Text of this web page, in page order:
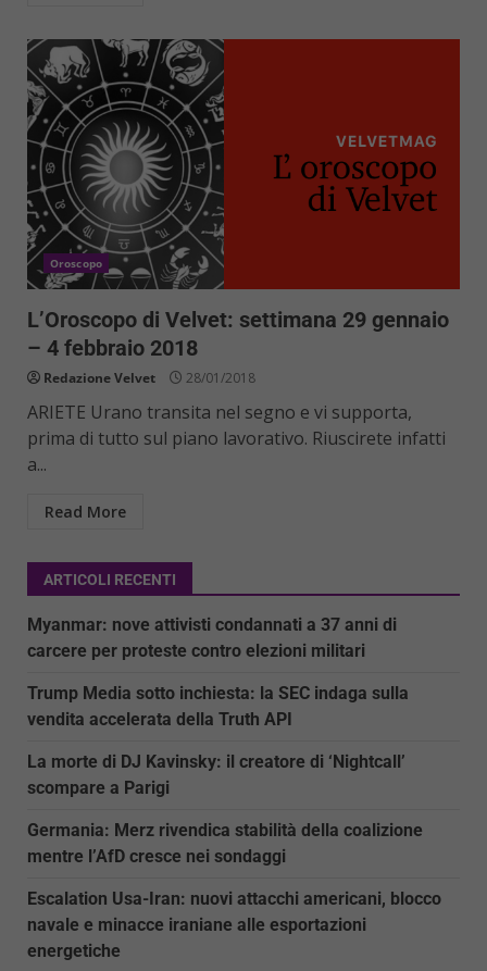
Oroscopo
L’Oroscopo di Velvet: settimana 29 gennaio
– 4 febbraio 2018
Redazione Velvet 28/01/2018
ARIETE Urano transita nel segno e vi supporta,
prima di tutto sul piano lavorativo. Riuscirete infatti
a...
Read More
ARTICOLI RECENTI
Myanmar: nove attivisti condannati a 37 anni di
carcere per proteste contro elezioni militari
Trump Media sotto inchiesta: la SEC indaga sulla
vendita accelerata della Truth API
La morte di DJ Kavinsky: il creatore di ‘Nightcall’
scompare a Parigi
Germania: Merz rivendica stabilità della coalizione
mentre l’AfD cresce nei sondaggi
Escalation Usa-Iran: nuovi attacchi americani, blocco
navale e minacce iraniane alle esportazioni
energetiche